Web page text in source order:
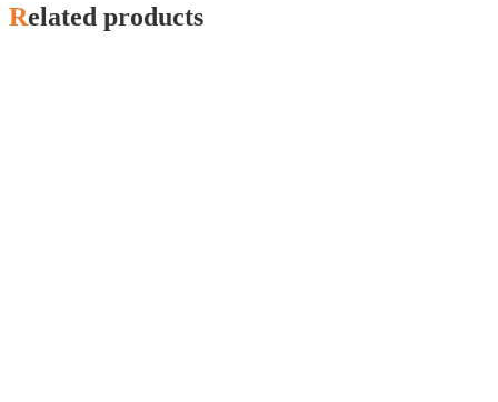
Related products